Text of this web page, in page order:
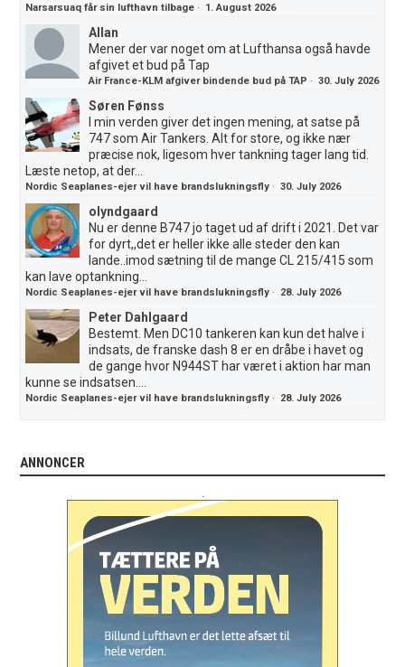
Narsarsuaq får sin lufthavn tilbage · 1. August 2026
Allan
Mener der var noget om at Lufthansa også havde
afgivet et bud på Tap
Air France-KLM afgiver bindende bud på TAP ·30. July 2026
Søren Fønss
I min verden giver det ingen mening, at satse på
747 som Air Tankers. Alt for store, og ikke nær
præcise nok, ligesom hver tankning tager lang tid.
Læste netop, at der...
Nordic Seaplanes-ejer vil have brandslukningsfly ·30. July 2026
olyndgaard
Nu er denne B747 jo taget ud af drift i 2021. Det var
for dyrt,,det er heller ikke alle steder den kan
lande..imod sætning til de mange CL 215/415 som
kan lave optankning...
Nordic Seaplanes-ejer vil have brandslukningsfly · 28. July 2026
Peter Dahlgaard
Bestemt. Men DC10 tankeren kan kun det halve i
indsats, de franske dash 8 er en dråbe i havet og
de gange hvor N944ST har været i aktion har man
kunne se indsatsen....
Nordic Seaplanes-ejer vil have brandslukningsfly · 28. July 2026
ANNONCER